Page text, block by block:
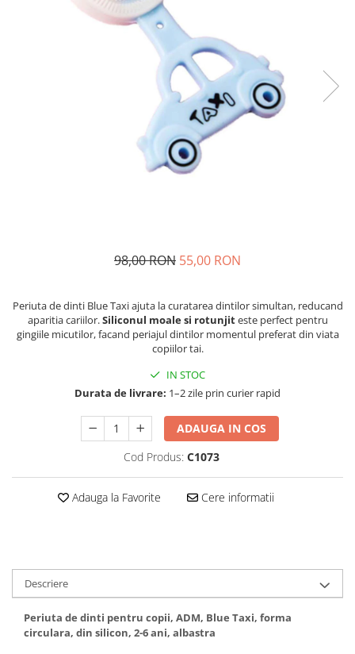
98,00 RON 55,00 RON
Periuta de dinti Blue Taxi ajuta la curatarea dintilor simultan, reducand
aparitia cariilor.Siliconul moale si rotunjiteste perfect pentru
gingiile micutilor, facand periajul dintilor momentul preferat din viata
copiilor tai.
IN STOC
Durata de livrare: 1–2 zile prin curier rapid
ADAUGA IN COS
Cod Produs: C1073
Adauga la Favorite Cere informatii
Descriere
Periuta de dinti pentru copii, ADM, Blue Taxi, forma
circulara, din silicon, 2-6 ani, albastra